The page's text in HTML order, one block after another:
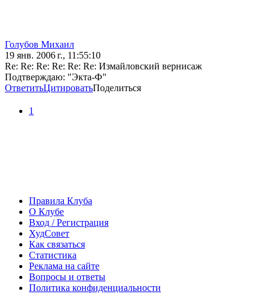
Голубов Михаил
19 янв. 2006 г., 11:55:10
Re: Re: Re: Re: Re: Re: Измайловский вернисаж
Подтверждаю: "Экта-Ф"
ОтветитьЦитироватьПоделиться
1
Правила Клуба
О Клубе
Вход / Регистрация
ХудСовет
Как связаться
Статистика
Реклама на сайте
Вопросы и ответы
Политика конфиденциальности